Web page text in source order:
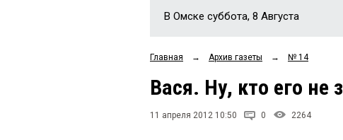
В Омске суббота, 8 Августа
Главная → Архив газеты → № 14
Вася. Ну, кто его не
11 апреля 2012 10:50 0 2264